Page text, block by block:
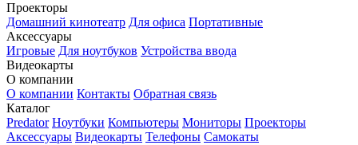
Проекторы
Домашний кинотеатр Для офиса Портативные
Аксессуары
Игровые Для ноутбуков Устройства ввода
Видеокарты
О компании
О компании Контакты Обратная связь
Каталог
Predator Ноутбуки Компьютеры Мониторы Проекторы
Аксессуары Видеокарты Телефоны Самокаты